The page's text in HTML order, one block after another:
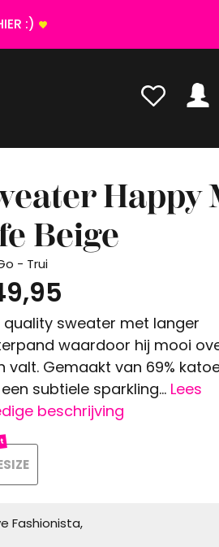
:)
Happy
Beige
- Trui
quality sweater met langer
waardoor hij mooi
valt. Gemaakt van 69%
subtiele sparkling... Lees
beschrijving
Fashionista,